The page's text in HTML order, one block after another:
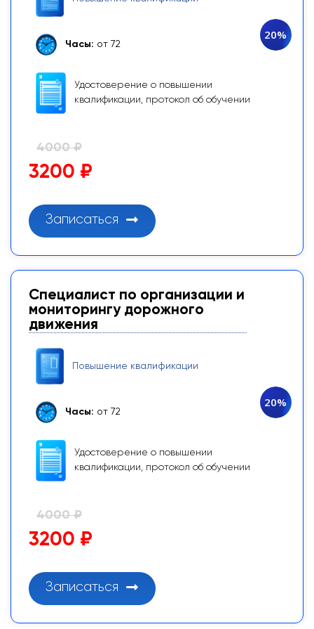
Часы: от 72
Удостоверение о повышении
квалификации, протокол об обучении
20%
4000 ₽
3200 ₽
Записаться
Специалист по организации и
мониторингу дорожного
движения
Повышение квалификации
Часы: от 72
Удостоверение о повышении
квалификации, протокол об обучении
20%
4000 ₽
3200 ₽
Записаться